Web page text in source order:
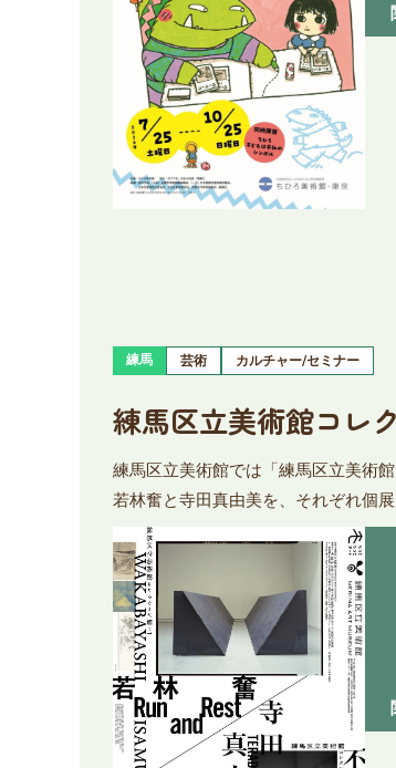
練馬 芸術 カルチャー/セミナー
練馬区立美術館コレ
練馬区立美術館では「練馬区立美術
若林奮と寺田真由美を、それぞれ個展